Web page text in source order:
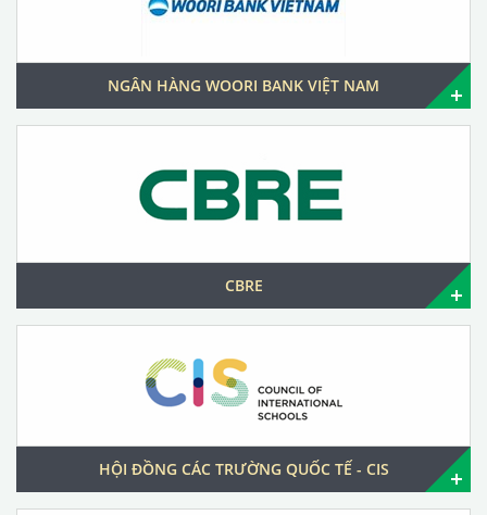
NGÂN HÀNG WOORI BANK VIỆT NAM
CBRE
HỘI ĐỒNG CÁC TRƯỜNG QUỐC TẾ - CIS